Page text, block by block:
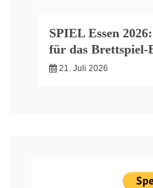
SPIEL Essen
für das Brettspiel-
21. Juli 2026